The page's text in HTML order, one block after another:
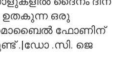
ഉതകുന്ന ഒരു
ഫോണിന്
.|ഡോ .സി. ജെ